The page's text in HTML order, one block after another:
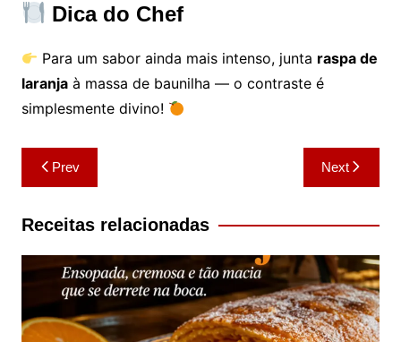
Dica do Chef
Para um sabor ainda mais intenso, junta raspa de
laranjaà massa de baunilha — o contraste é
simplesmente divino!
Navegação
de
artigos
Prev Next
Receitas relacionadas